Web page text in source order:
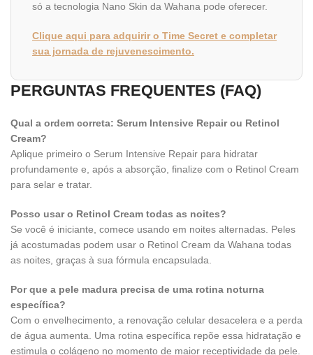
só a tecnologia Nano Skin da Wahana pode oferecer.
Clique aqui para adquirir o Time Secret e completar
sua jornada de rejuvenescimento.
PERGUNTAS FREQUENTES (FAQ)
Qual a ordem correta: Serum Intensive Repair ou Retinol
Cream?
Aplique primeiro o Serum Intensive Repair para hidratar
profundamente e, após a absorção, finalize com o Retinol Cream
para selar e tratar.
Posso usar o Retinol Cream todas as noites?
Se você é iniciante, comece usando em noites alternadas. Peles
já acostumadas podem usar o Retinol Cream da Wahana todas
as noites, graças à sua fórmula encapsulada.
Por que a pele madura precisa de uma rotina noturna
específica?
Com o envelhecimento, a renovação celular desacelera e a perda
de água aumenta. Uma rotina específica repõe essa hidratação e
estimula o colágeno no momento de maior receptividade da pele.